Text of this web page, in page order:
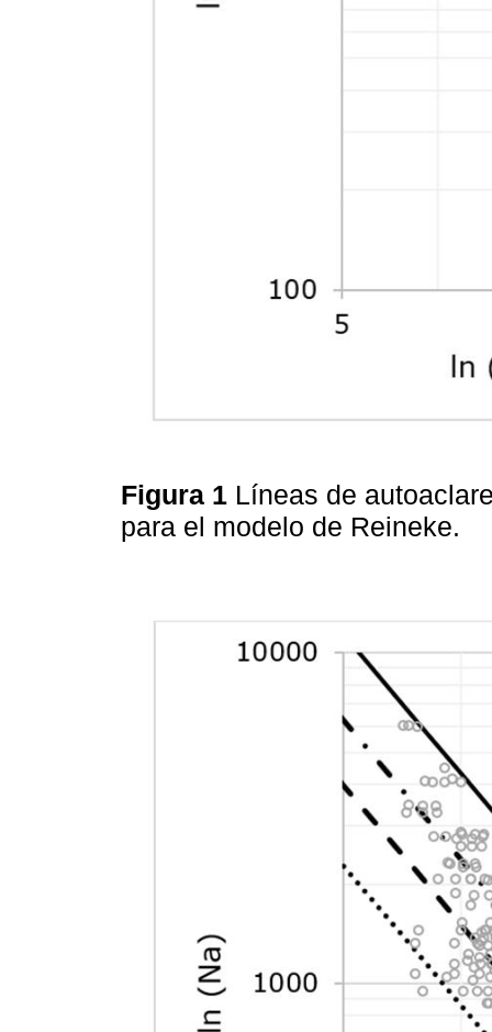
Figura 1 Líneas de
para el modelo de Reineke.